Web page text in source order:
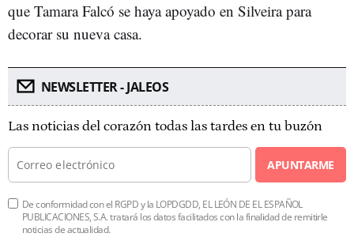
que Tamara Falcó se haya apoyado en Silveira para
decorar su nueva casa.
NEWSLETTER - JALEOS
Las noticias del corazón todas las tardes en tu buzón
APUNTARME
De conformidad con el RGPD y la LOPDGDD, EL LEÓN DE EL ESPAÑOL
PUBLICACIONES, S.A. tratará los datos facilitados con la finalidad de remitirle
noticias de actualidad.